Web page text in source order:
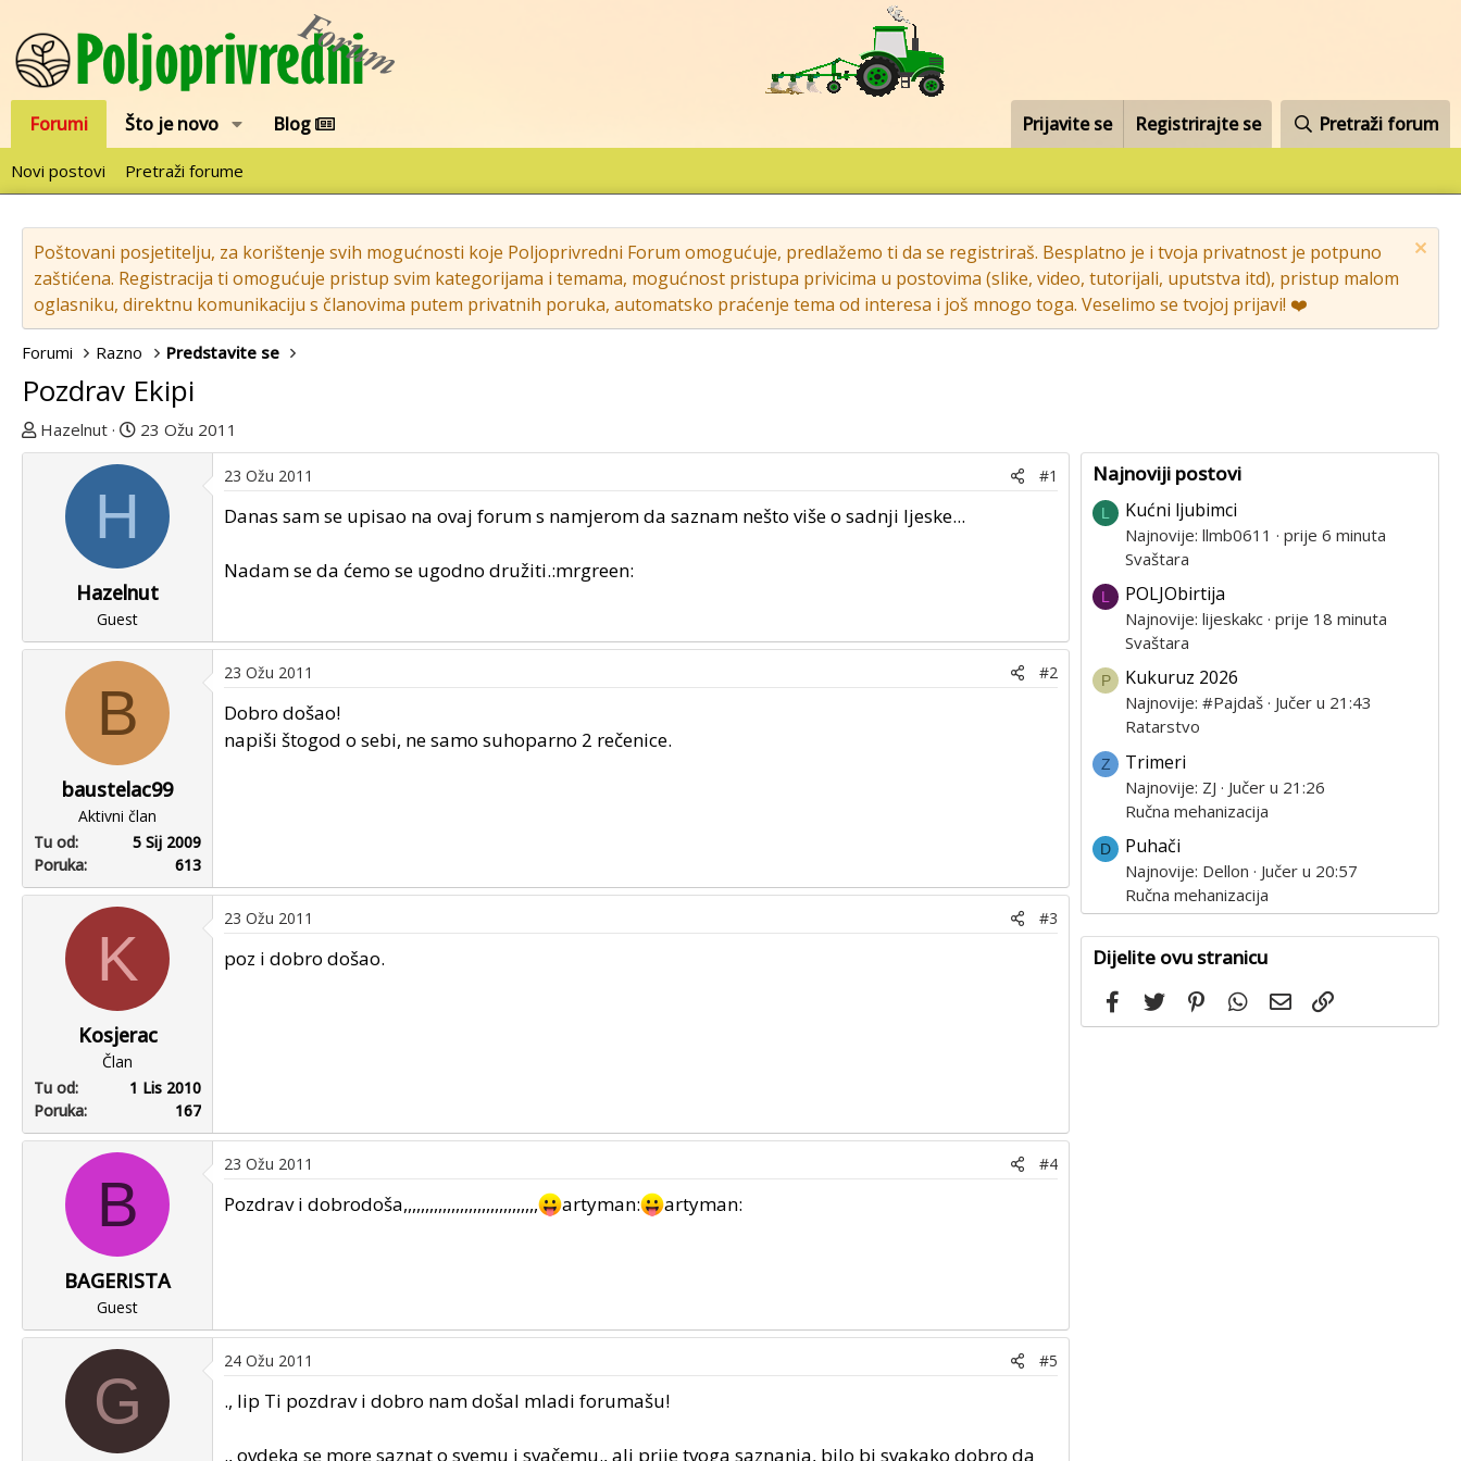
Forumi Što je novo Blog Prijavite se Registrirajte se Pretraži forum
Novi postovi Pretraži forume
Poštovani posjetitelju, za korištenje svih mogućnosti koje Poljoprivredni Forum omogućuje, predlažemo ti da se registriraš. Besplatno je i tvoja privatnost je potpuno
zaštićena. Registracija ti omogućuje pristup svim kategorijama i temama, mogućnost pristupa privicima u postovima (slike, video, tutorijali, uputstva itd), pristup malom
oglasniku, direktnu komunikaciju s članovima putem privatnih poruka, automatsko praćenje tema od interesa i još mnogo toga. Veselimo se tvojoj prijavi! ❤️
Forumi Razno Predstavite se
Pozdrav Ekipi
T
e
n
Hazelnut
D
a
t
v
g
p
a
23 Ožu 2011
H
Hazelnut
Guest
23 Ožu 2011 #1
Danas sam se upisao na ovaj forum s namjerom da saznam nešto više o sadnji ljeske...
Nadam se da ćemo se ugodno družiti.:mrgreen:
B
baustelac99
Aktivni član
Tu od
5 Sij 2009
Poruka
613
23 Ožu 2011 #2
Dobro došao!
napiši štogod o sebi, ne samo suhoparno 2 rečenice.
K
Kosjerac
Član
Tu od
1 Lis 2010
Poruka
167
23 Ožu 2011 #3
poz i dobro došao.
B
BAGERISTA
Guest
23 Ožu 2011 #4
Pozdrav i dobrodoša,,,,,,,,,,,,,,,,,,,,,,,,,,,,,,, artyman: artyman:
G
24 Ožu 2011 #5
., lip Ti pozdrav i dobro nam došal mladi forumašu!
., ovdeka se more saznat o svemu i svačemu., ali prije tvoga saznanja, bilo bi svakako dobro da
Najnoviji postovi
L Kućni ljubimci
Najnovije: llmb0611
prije 6 minuta
Svaštara
L POLJObirtija
Najnovije: lijeskakc prije 18 minuta
Svaštara
P Kukuruz 2026
Najnovije: #Pajdaš Jučer u 21:43
Ratarstvo
Z Trimeri
Najnovije: ZJ
Jučer u 21:26
Ručna mehanizacija
D Puhači
Najnovije: Dellon
Jučer u 20:57
Ručna mehanizacija
Dijelite ovu stranicu
Facebook
Twitter PinterestWhatsApp
Email